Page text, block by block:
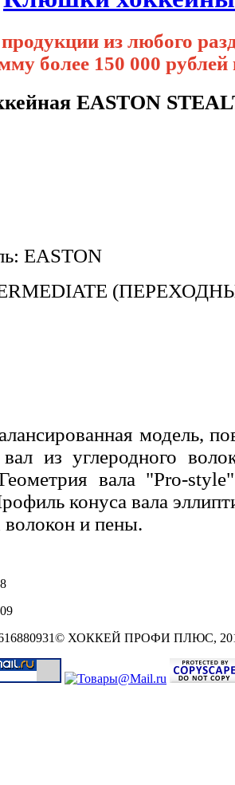
из любого
более 150 000
EASTON
EASTON
модель,
из углеродного
вала "Pro-
конуса вала
и пены.
© ХОККЕЙ ПРОФИ ПЛЮС,